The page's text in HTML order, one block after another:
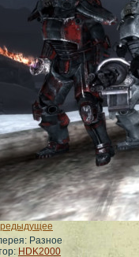
Разное
HDK2000